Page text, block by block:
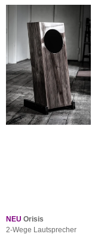
NEU Orisis
2-Wege Lautsprecher